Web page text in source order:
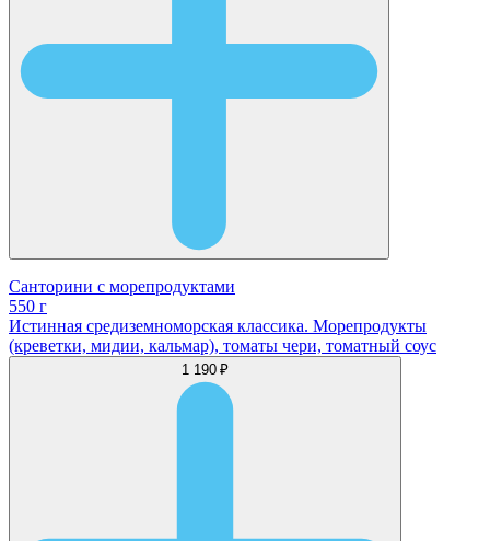
Санторини с морепродуктами
550 г
Истинная средиземноморская классика. Морепродукты
(креветки, мидии, кальмар), томаты чери, томатный соус
1 190 ₽